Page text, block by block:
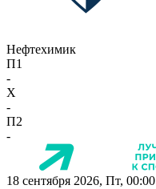
Нефтехимик
П1
-
X
-
П2
-
18 сентября 2026, Пт, 00:00